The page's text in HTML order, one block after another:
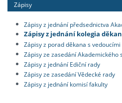
Zápisy
Zápisy z jednání předsednictva
Zápisy z jednání kolegia
Zápisy z porad děkana s
Zápisy ze zasedání Akademického
Zápisy z jednání Ediční rady
Zápisy ze zasedání Vědecké rady
Zápisy z jednání komisí fakulty